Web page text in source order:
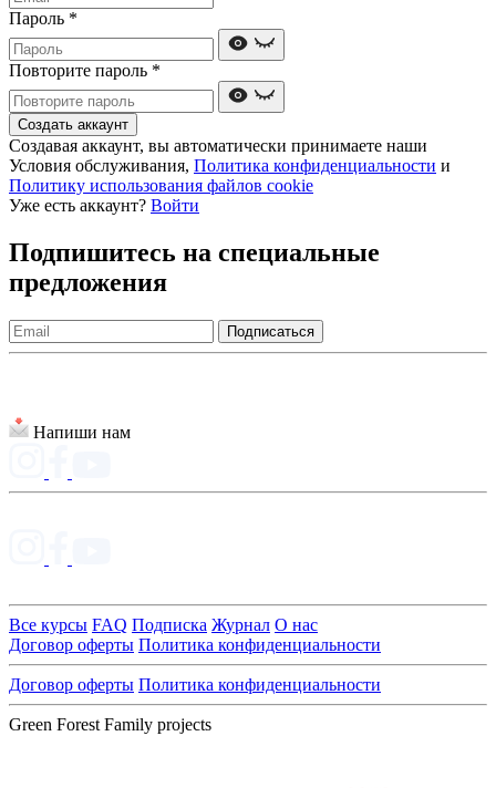
Пароль *
Повторите пароль *
Создать аккаунт
Создавая аккаунт, вы автоматически принимаете наши
Условия обслуживания, Политика конфиденциальности и
Политику использования файлов cookie
Уже есть аккаунт? Войти
Подпишитесь на специальные
предложения
Подписаться
Напиши нам
Все курсы FAQ Подписка Журнал О нас
Договор оферты Политика конфиденциальности
Договор оферты Политика конфиденциальности
Green Forest Family projects